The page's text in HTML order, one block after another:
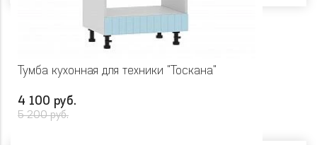
Тумба кухонная для техники "Тоскана"
4 100 руб.
5 200 руб.